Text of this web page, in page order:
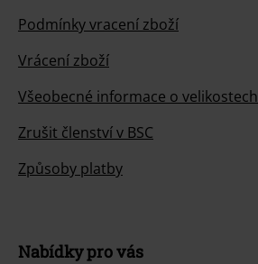
Podmínky vracení zboží
Vrácení zboží
Všeobecné informace o velikostech
Zrušit členství v BSC
Způsoby platby
Nabídky pro vás